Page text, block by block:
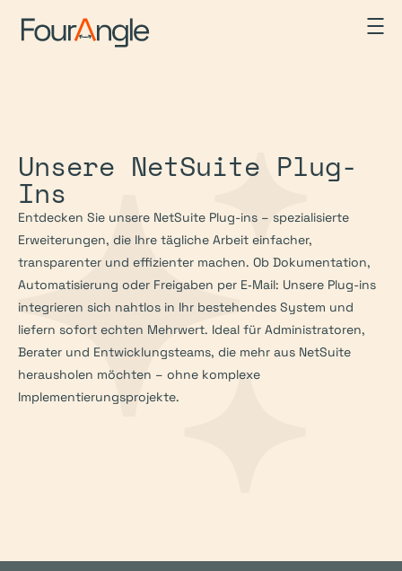
Unsere NetSuite Plug-
Ins
Entdecken Sie unsere NetSuite Plug-ins – spezialisierte
Erweiterungen, die Ihre tägliche Arbeit einfacher,
transparenter und effizienter machen. Ob Dokumentation,
Automatisierung oder Freigaben per E‑Mail: Unsere Plug-ins
integrieren sich nahtlos in Ihr bestehendes System und
liefern sofort echten Mehrwert. Ideal für Administratoren,
Berater und Entwicklungsteams, die mehr aus NetSuite
herausholen möchten – ohne komplexe
Implementierungsprojekte.